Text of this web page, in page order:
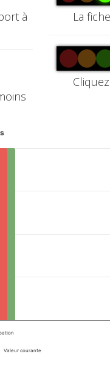
à
La
Valeur courante